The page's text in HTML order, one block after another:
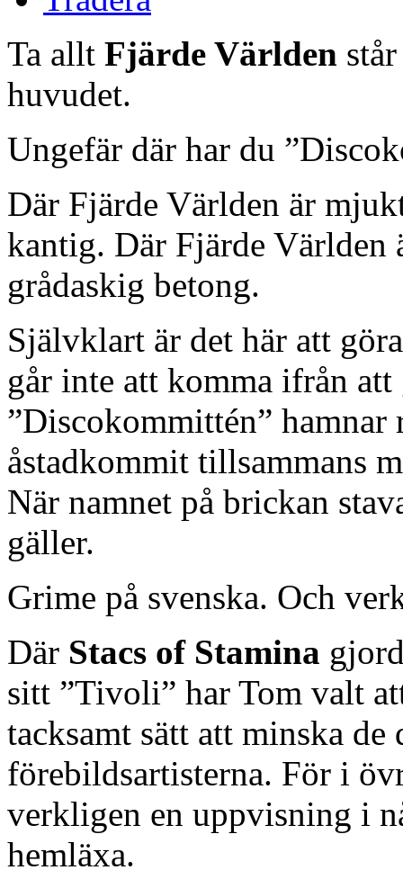
Ta allt Fjärde Världen
huvudet.
Ungefär där har du
Där Fjärde Världen är
kantig. Där Fjärde Världen
grådaskig betong.
Självklart är det här att
går inte att komma ifrån
”Discokommittén”
åstadkommit tillsammans
När namnet på brickan
gäller.
Grime på svenska. Och
Där Stacs of Stamina
sitt ”Tivoli” har Tom valt
tacksamt sätt att minska
förebildsartisterna. För i
verkligen en uppvisning i
hemläxa.